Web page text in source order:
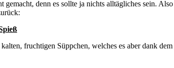
denn es sollte ja nichts alltägliches sein.
fruchtigen Süppchen, welches es aber dank